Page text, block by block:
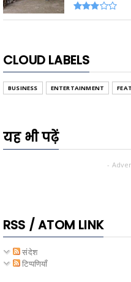
CLOUD LABELS
BUSINESS ENTERTAINMENT
यह भी पढ़ें
-
RSS / ATOM LINK
संदेश
टिप्पणियाँ